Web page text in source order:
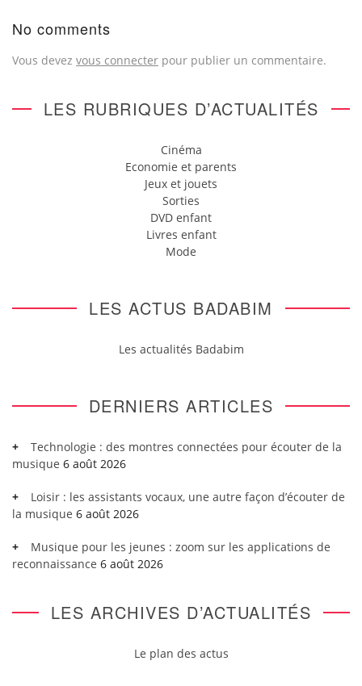
No comments
Vous devez vous connecter pour publier un commentaire.
LES RUBRIQUES D’ACTUALITÉS
Cinéma
Economie et parents
Jeux et jouets
Sorties
DVD enfant
Livres enfant
Mode
LES ACTUS BADABIM
Les actualités Badabim
DERNIERS ARTICLES
Technologie : des montres connectées pour écouter de la
musique 6 août 2026
Loisir : les assistants vocaux, une autre façon d’écouter de
la musique 6 août 2026
Musique pour les jeunes : zoom sur les applications de
reconnaissance 6 août 2026
LES ARCHIVES D’ACTUALITÉS
Le plan des actus